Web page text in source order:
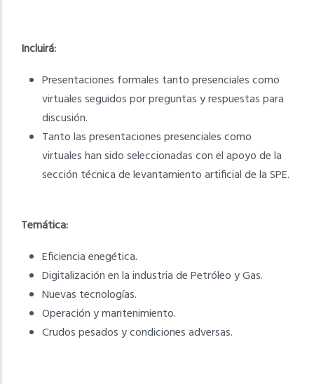
Incluirá:
Presentaciones formales tanto presenciales como
virtuales seguidos por preguntas y respuestas para
discusión.
Tanto las presentaciones presenciales como
virtuales han sido seleccionadas con el apoyo de la
sección técnica de levantamiento artificial de la SPE.
Temática:
Eficiencia enegética.
Digitalización en la industria de Petróleo y Gas.
Nuevas tecnologías.
Operación y mantenimiento.
Crudos pesados y condiciones adversas.